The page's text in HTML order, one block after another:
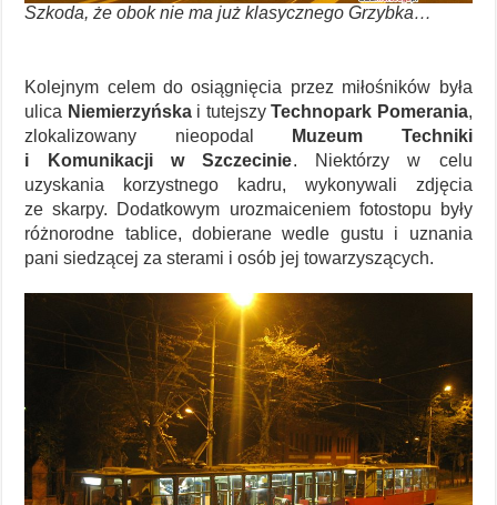
Szkoda, że obok nie ma już klasycznego Grzybka…
Kolejnym celem do osiągnięcia przez miłośników była
ulica Niemierzyńskai tutejszyTechnopark Pomerania,
zlokalizowany nieopodal
Muzeum Techniki
i Komunikacji w Szczecinie. Niektórzy w celu
uzyskania korzystnego kadru, wykonywali zdjęcia
ze skarpy. Dodatkowym urozmaiceniem fotostopu były
różnorodne tablice, dobierane wedle gustu i uznania
pani siedzącej za sterami i osób jej towarzyszących.